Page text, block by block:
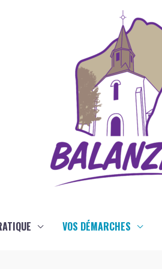
VOS DÉMARCHES